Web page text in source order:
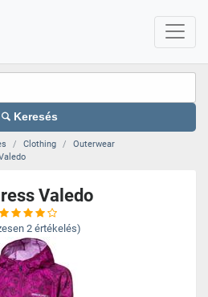
Keresés
Clothing
Outerwear
Valedo
2 értékelés)